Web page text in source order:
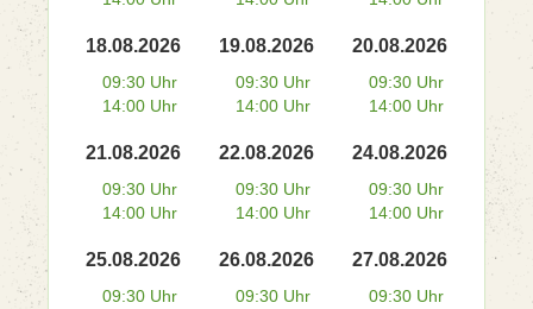
18.08.2026
09:30 Uhr
14:00 Uhr
19.08.2026
09:30 Uhr
14:00 Uhr
20.08.2026
09:30 Uhr
14:00 Uhr
21.08.2026
09:30 Uhr
14:00 Uhr
22.08.2026
09:30 Uhr
14:00 Uhr
24.08.2026
09:30 Uhr
14:00 Uhr
25.08.2026
09:30 Uhr
26.08.2026
09:30 Uhr
27.08.2026
09:30 Uhr